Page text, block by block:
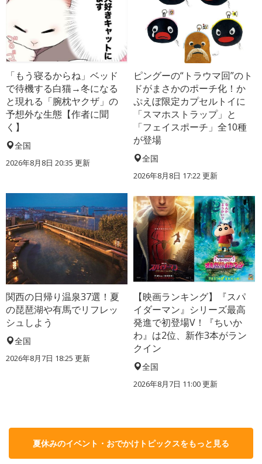
「もう寝るからね」ベッド
で待機する白猫→冬になる
と現れる「腕枕ヤクザ」の
予想外な生態【作者に聞
く】
全国
2026年8月8日 20:35 更新
ピングーの“トラウマ回”のト
ドがまさかのポーチ化！か
ぷえぼ限定カプセルトイに
「スマホストラップ」と
「フェイスポーチ」全10種
が登場
全国
2026年8月8日 17:22更新
関西の日帰り温泉37選！夏
の琵琶湖や有馬でリフレッ
シュしよう
全国
2026年8月7日 18:25 更新
【映画ランキング】『スパ
イダーマン』シリーズ最高
発進で初登場V！『ちいか
わ』は2位、新作3本がラン
クイン
全国
2026年8月7日 11:00更新
夏休みのイベント・おでかけトピックスをもっと見る